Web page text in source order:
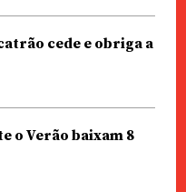
cede e obriga a
o Verão baixam 8